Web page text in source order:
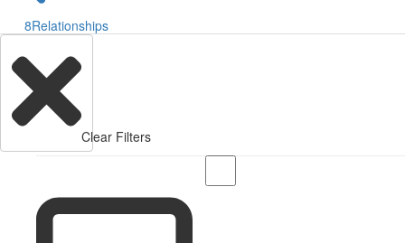
8Relationships
Clear Filters